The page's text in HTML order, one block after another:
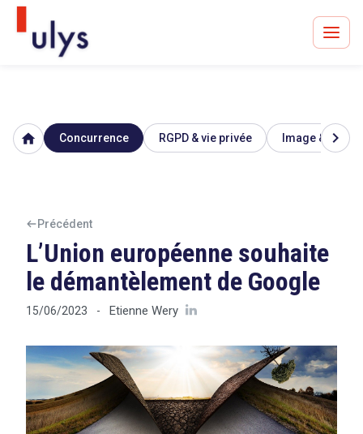
Avocats à Paris & Bruxelles
Un procès en vue ?
Tout sur le droit de l'innovation
home Concurrence RGPD & vie privée Image & chevron_right
Précédent
L’Union européenne souhaite
le démantèlement de Google
15/06/2023 - Etienne Wery